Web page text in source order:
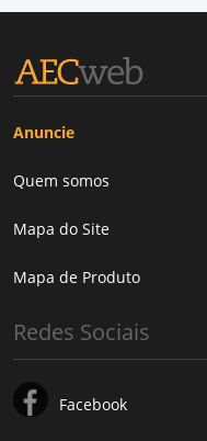
Anuncie
Quem somos
Mapa do Site
Mapa de Produto
Redes Sociais
Facebook